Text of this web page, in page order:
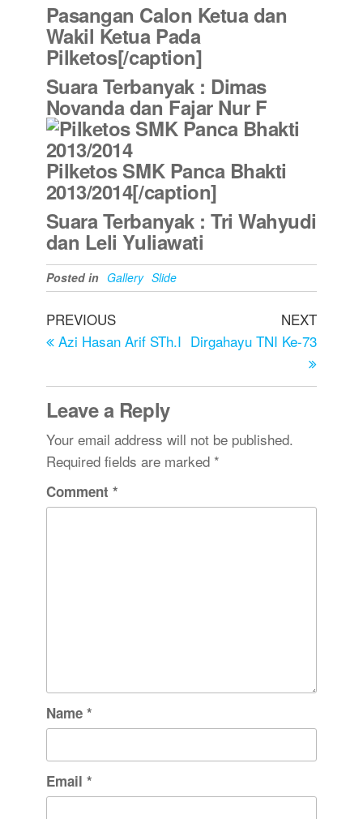
Pasangan Calon Ketua dan
Wakil Ketua Pada
Pilketos[/caption]
Suara Terbanyak : Dimas
Novanda dan Fajar Nur F
Pilketos SMK Panca Bhakti
2013/2014[/caption]
Suara Terbanyak : Tri Wahyudi
dan Leli Yuliawati
Posted in Gallery Slide
PREVIOUS
Azi Hasan Arif STh.I
NEXT
Dirgahayu TNI Ke-73
Leave a Reply
Your email address will not be published.
Required fields are marked *
Comment *
Name *
Email *